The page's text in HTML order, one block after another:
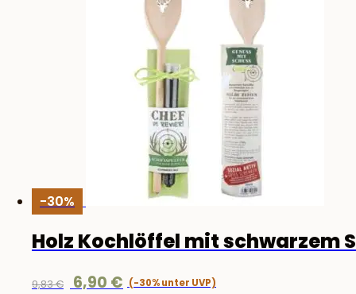
-30%
Holz Kochlöffel mit schwarzem
9,83€
Ursprünglicher
6,90 €